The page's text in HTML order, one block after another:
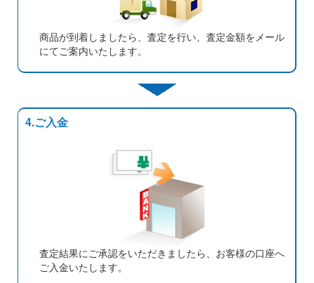
商品が到着しましたら、査定を行い、査定金額をメール
にてご案内いたします。
4.ご入金
査定結果にご承認をいただきましたら、お客様の口座へ
ご入金いたします。